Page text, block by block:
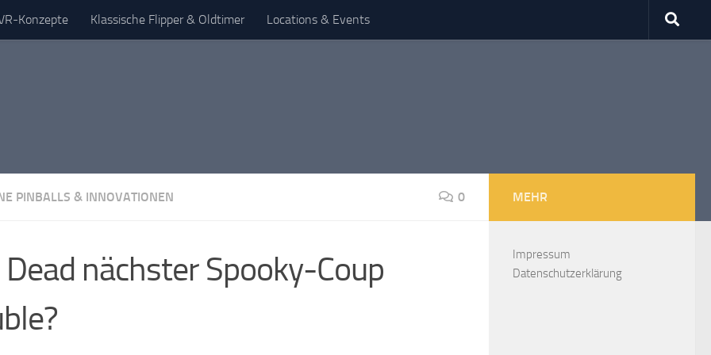
Konzepte Klassische Flipper & Oldtimer Locations & Events
PINBALLS & INNOVATIONEN 0
Dead nächster Spooky-Coup
MEHR
Impressum
Datenschutzerklärung